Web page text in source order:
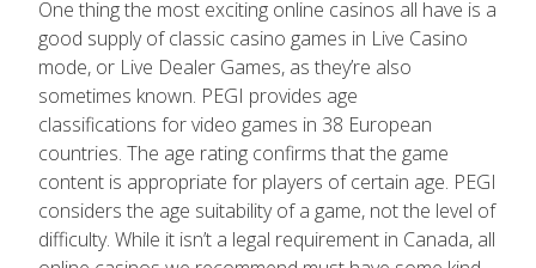
One thing the most exciting online casinos all have is a
good supply of classic casino games in Live Casino
mode, or Live Dealer Games, as they’re also
sometimes known. PEGI provides age
classifications for video games in 38 European
countries. The age rating confirms that the game
content is appropriate for players of certain age. PEGI
considers the age suitability of a game, not the level of
difficulty. While it isn’t a legal requirement in Canada, all